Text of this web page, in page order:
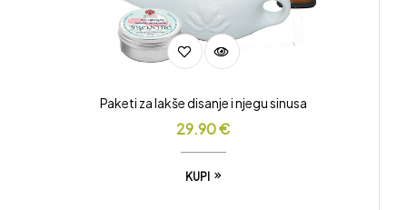
Paketi za lakše disanje i njegu sinusa
29.90€
KUPI